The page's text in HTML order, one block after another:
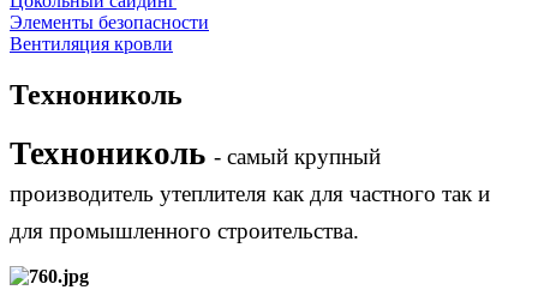
Элементы безопасности
Вентиляция кровли
Технониколь
Технониколь - самый крупный
производитель утеплителя как для частного так и
для промышленного строительства.